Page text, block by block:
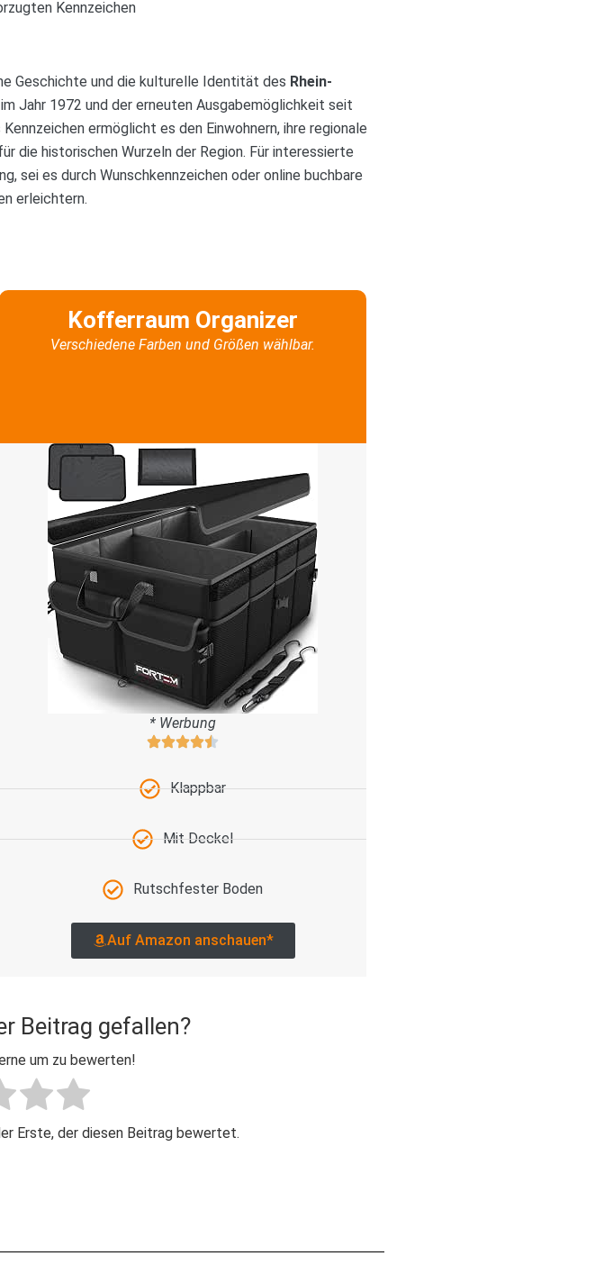
Kennzeichen
Geschichte und die kulturelle Identität des Rhein-
Jahr 1972 und der erneuten Ausgabemöglichkeit seit
ermöglicht es den Einwohnern, ihre regionale
die historischen Wurzeln der Region. Für interessierte
sei es durch Wunschkennzeichen oder online buchbare
erleichtern.
Kofferraum Organizer
Verschiedene Farben und Größen wählbar.
* Werbung
Klappbar
Mit Deckel
Rutschfester Boden
Auf Amazon anschauen*
Beitrag gefallen?
um zu bewerten!
Erste, der diesen Beitrag bewertet.